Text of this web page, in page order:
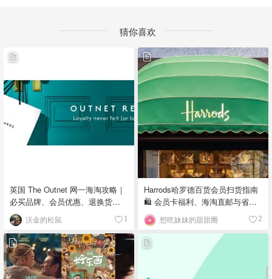
猜你喜欢
英国 The Outnet 网一海淘攻略｜
必买品牌、会员优惠、退换货全
解读 沃金的松鼠 1
Harrods哈罗德百货会员扫货指南
🛍️ 会员卡福利、海淘直邮与省钱
秘籍 想吃妹妹的甜甜圈 2